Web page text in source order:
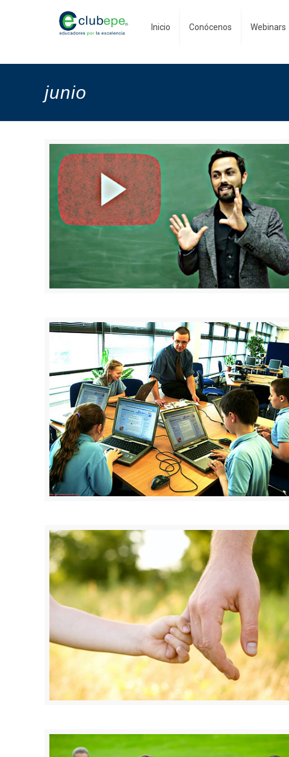
Inicio Conócenos Webinars
junio